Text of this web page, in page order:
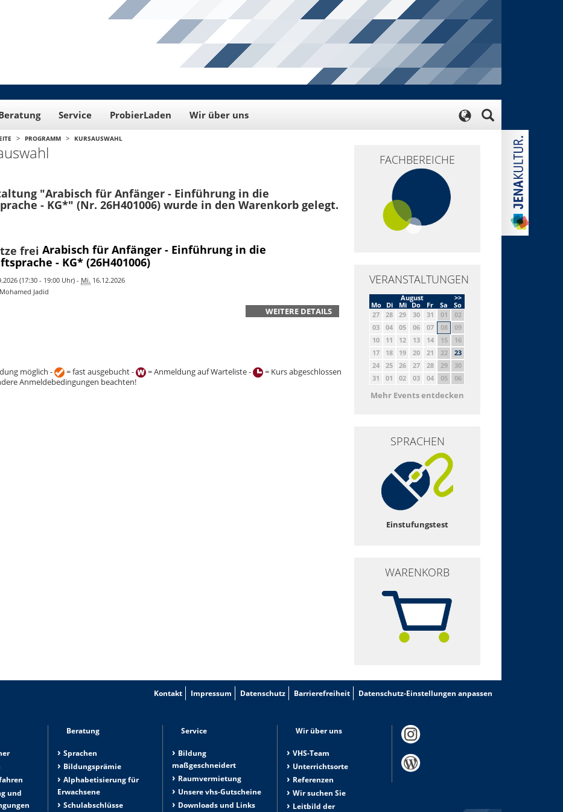
Service ProbierLaden Wir über uns
> PROGRAMM > KURSAUSWAHL
"Arabisch für Anfänger - Einführung in die
- KG*" (Nr. 26H401006) wurde in den Warenkorb gelegt.
Arabisch für Anfänger - Einführung in die
- KG* (26H401006)
(17:30 - 19:00 Uhr) - Mi. 16.12.2026
Jadid
WEITERE DETAILS
möglich - = fast ausgebucht - = Anmeldung auf Warteliste -
= Kurs abgeschlossen
Anmeldebedingungen beachten!
FACHBEREICHE
VERANSTALTUNGEN
>>
August
Mo
Di Mi Do Fr Sa
So
27
28 29 30 31 01
02
03
04 05 06 07 08
09
10
11 12 13 14 15
16
17
18 19 20 21 22
23
24
25 26 27 28 29
30
31
01 02 03 04 05 06
Mehr Events entdecken
SPRACHEN
Einstufungstest
WARENKORB
Kontakt Impressum Datenschutz Barrierefreiheit Datenschutz-Einstellungen anpassen
und
Beratung
Sprachen
Bildungsprämie
Alphabetisierung für
Erwachsene
Schulabschlüsse
Service
Bildung
maßgeschneidert
Raumvermietung
Unsere vhs-Gutscheine
Downloads und Links
Wir über uns
VHS-Team
Unterrichtsorte
Referenzen
Wir suchen Sie
Leitbild der